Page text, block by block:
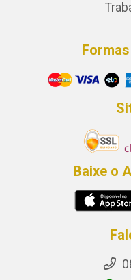
Baixe o